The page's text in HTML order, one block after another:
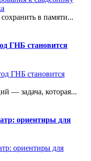
в памяти...
ГНБ становится
— задача, которая...
ориентиры для